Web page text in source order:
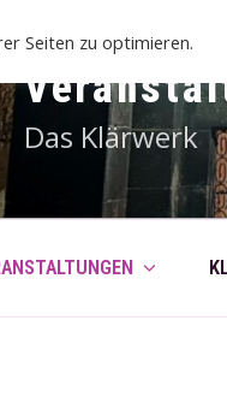
Das Klärwerk
Seiten zu optimieren.